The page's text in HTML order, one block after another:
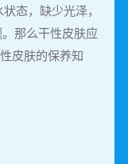
态，缺少光泽，
那么干性皮肤应
皮肤的保养知